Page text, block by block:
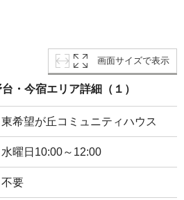
画面サイズで表示
・今宿エリア詳細（１）
東希望が丘コミュニティハウス
水曜日10:00～12:00
不要